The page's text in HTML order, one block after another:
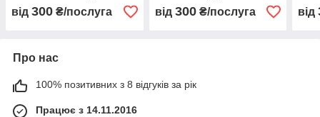
від 300 ₴/послуга від 300₴/послуга від
Про нас
100% позитивних з 8 відгуків за рік
Працює з 14.11.2016